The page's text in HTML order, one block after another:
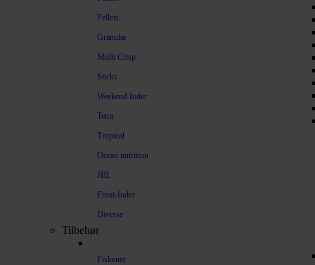
Pellets
Granulat
Multi Crisp
Sticks
Weekend foder
Tetra
Tropical
Ocean nutrition
JBL
Frost-foder
Diverse
Tilbehør
Fiskenet